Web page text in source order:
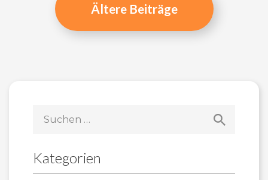
Ältere Beiträge
nach:
Kategorien